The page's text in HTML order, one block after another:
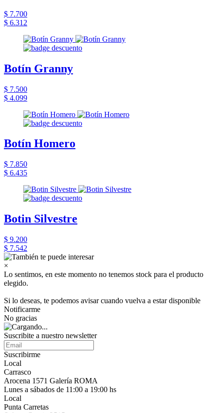
$ 7.700
$ 6.312
Botín Granny
$ 7.500
$ 4.099
Botín Homero
$ 7.850
$ 6.435
Botin Silvestre
$ 9.200
$ 7.542
×
Lo sentimos, en este momento no tenemos stock para el producto
elegido.
Si lo deseas, te podemos avisar cuando vuelva a estar disponible
Notificarme
No gracias
Suscribite a nuestro newsletter
Suscribirme
Local
Carrasco
Arocena 1571 Galería ROMA
Lunes a sábados de 11:00 a 19:00 hs
Local
Punta Carretas